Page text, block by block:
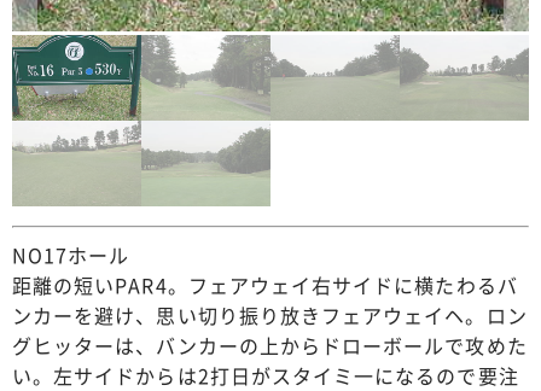
NO17ホール
距離の短いPAR4。フェアウェイ右サイドに横たわるバ
ンカーを避け、思い切り振り放きフェアウェイヘ。ロン
グヒッターは、バンカーの上からドローボールで攻めた
い。左サイドからは2打日がスタイミ一になるので要注